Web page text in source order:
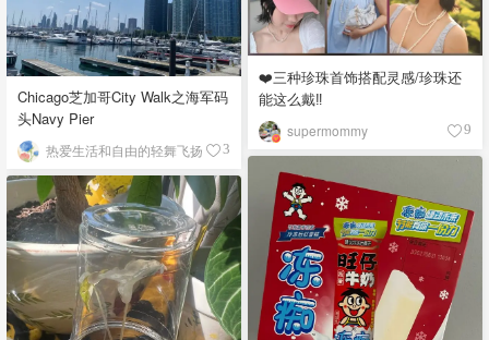
❤️三种珍珠首饰搭配灵感/珍珠还
能这么戴‼️
supermommy 9
Chicago芝加哥City Walk之海军码
头Navy Pier
热爱生活和自由的轻舞飞扬 3